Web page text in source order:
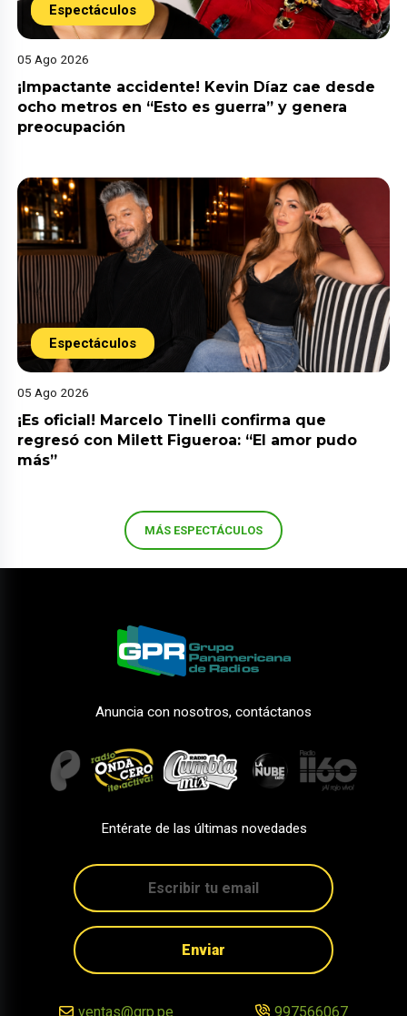
Espectáculos
05 Ago 2026
¡Impactante accidente! Kevin Díaz cae desde
ocho metros en “Esto es guerra” y genera
preocupación
Espectáculos
05 Ago 2026
¡Es oficial! Marcelo Tinelli confirma que
regresó con Milett Figueroa: “El amor pudo
más”
MÁS ESPECTÁCULOS
Anuncia con nosotros, contáctanos
Entérate de las últimas novedades
Enviar
ventas@grp.pe 997566067